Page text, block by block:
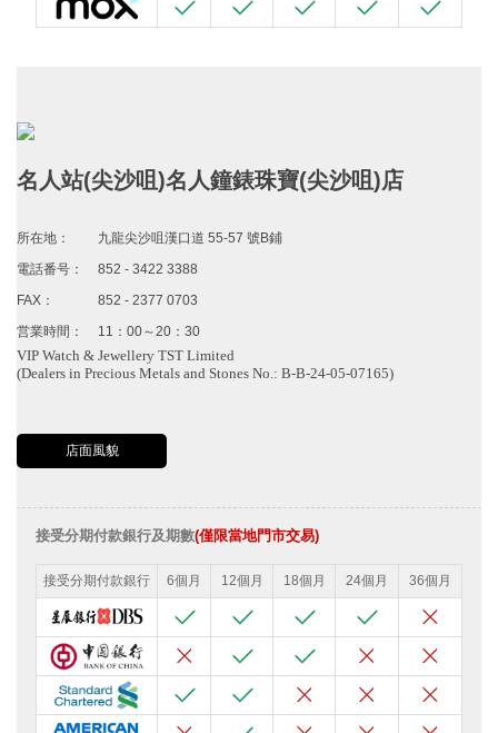
名人站(尖沙咀)名人鐘錶珠寶(尖沙咀)店
所在地：
九龍尖沙咀漢口道 55-57 號B鋪
電話番号：
852 - 3422 3388
FAX：
852 - 2377 0703
営業時間：
11：00～20：30
VIP Watch & Jewellery TST Limited
(Dealers in Precious Metals and Stones No.: B-B-24-05-07165)
店面風貌
接受分期付款銀行及期數(僅限當地門市交易)
接受分期付款銀行 6個月 12個月 18個月 24個月 36個月